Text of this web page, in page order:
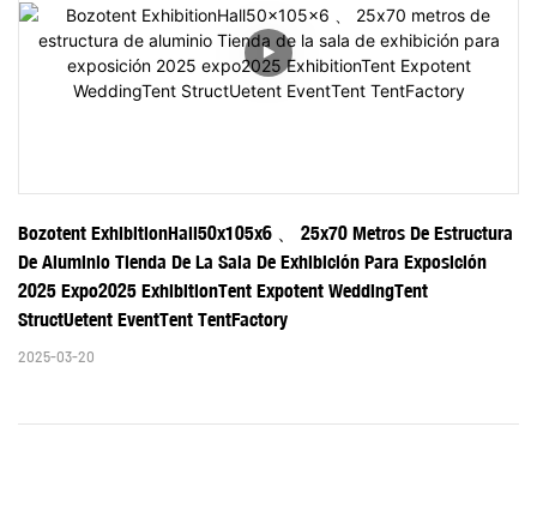
Bozotent ExhibitionHall50x105x6 、 25x70 Metros De Estructura
De Aluminio Tienda De La Sala De Exhibición Para Exposición
2025 Expo2025 ExhibitionTent Expotent WeddingTent
2025-03-20